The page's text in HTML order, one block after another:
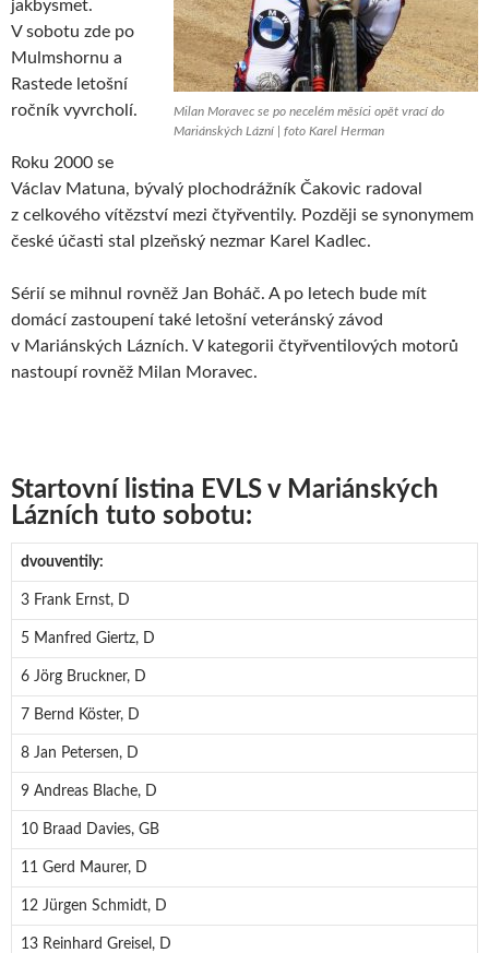
Milan Moravec se po necelém měsíci opět vrací do
Mariánských Lázní | foto Karel Herman
jakbysmet.
V sobotu zde po
Mulmshornu a
Rastede letošní
ročník vyvrcholí.
Roku 2000 se
Václav Matuna, bývalý plochodrážník Čakovic radoval
z celkového vítězství mezi čtyřventily. Později se synonymem
české účasti stal plzeňský nezmar Karel Kadlec.
Sérií se mihnul rovněž Jan Boháč. A po letech bude mít
domácí zastoupení také letošní veteránský závod
v Mariánských Lázních. V kategorii čtyřventilových motorů
nastoupí rovněž Milan Moravec.
Startovní listina EVLS v Mariánských
Lázních tuto sobotu:
dvouventily:
3 Frank Ernst, D
5 Manfred Giertz, D
6 Jörg Bruckner, D
7 Bernd Köster, D
8 Jan Petersen, D
9 Andreas Blache, D
10 Braad Davies, GB
11 Gerd Maurer, D
12 Jürgen Schmidt, D
13 Reinhard Greisel, D